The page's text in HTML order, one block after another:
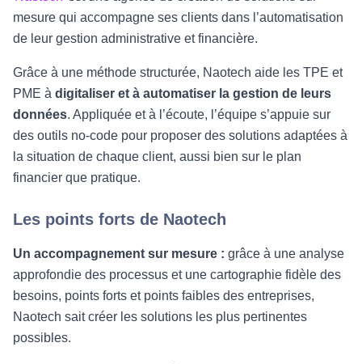
mesure qui accompagne ses clients dans l’automatisation
de leur gestion administrative et financière.
Grâce à une méthode structurée, Naotech aide les TPE et
PME à digitaliser et à automatiser la gestion de leurs
données. Appliquée et à l’écoute, l’équipe s’appuie sur
des outils no-code pour proposer des solutions adaptées à
la situation de chaque client, aussi bien sur le plan
financier que pratique.
Les points forts de Naotech
Un accompagnement sur mesure : grâce à une analyse
approfondie des processus et une cartographie fidèle des
besoins, points forts et points faibles des entreprises,
Naotech sait créer les solutions les plus pertinentes
possibles.